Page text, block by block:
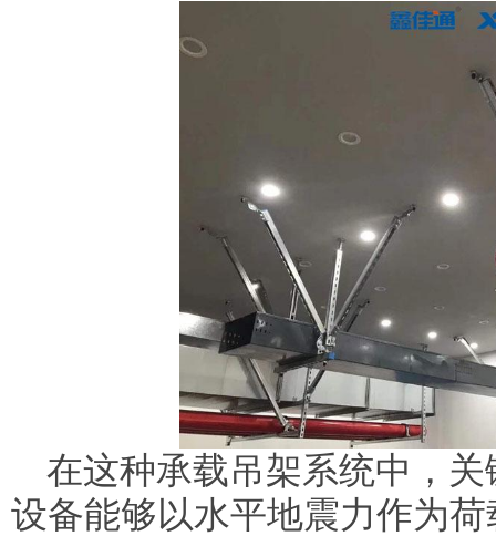
在这种承载吊架系统中，
设备能够以水平地震力作为